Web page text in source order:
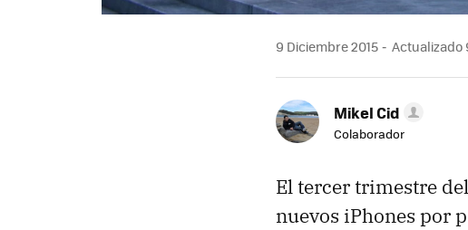
9 Diciembre 2015 Actualizado
Mikel Cid
Colaborador
El tercer trimestre
nuevos iPhones por